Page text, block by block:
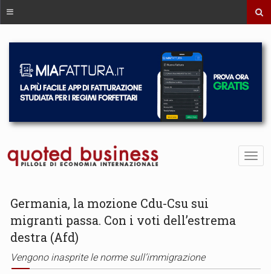
Germania, la mozione Cdu-Csu sui
migranti passa. Con i voti dell’estrema
destra (Afd)
Vengono inasprite le norme sull’immigrazione